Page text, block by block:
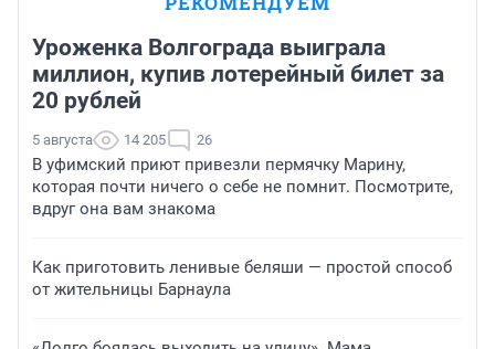
Уроженка Волгограда выиграла
миллион, купив лотерейный билет за
20 рублей
5 августа 14 205 26
В уфимский приют привезли пермячку Марину,
которая почти ничего о себе не помнит. Посмотрите,
вдруг она вам знакома
Как приготовить ленивые беляши — простой способ
от жительницы Барнаула